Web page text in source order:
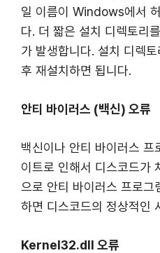
일 이름이 Windows에서
다. 더 짧은 설치 디렉토리
가 발생합니다. 설치 디렉
후 재설치하면 됩니다.
안티 바이러스 (백신) 오류
백신이나 안티 바이러스 프
이트로 인해서 디스코드가
으로 안티 바이러스 프로그
하면 디스코드의 정상적인
Kernel32.dll 오류